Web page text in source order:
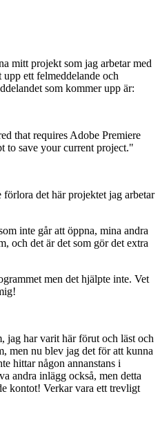
mitt projekt som jag arbetar med
ett felmeddelande och
som kommer upp är:
that requires Adobe Premiere
to save your current project."
det här projektet jag arbetar
inte går att öppna, mina andra
och det är det som gör det extra
men det hjälpte inte. Vet
jag har varit här förut och läst och
men nu blev jag det för att kunna
hittar någon annanstans i
andra inlägg också, men detta
kontot! Verkar vara ett trevligt